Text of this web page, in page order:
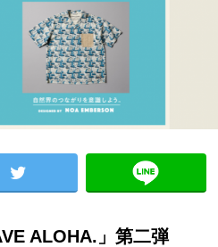
ALOHA.」第二弾